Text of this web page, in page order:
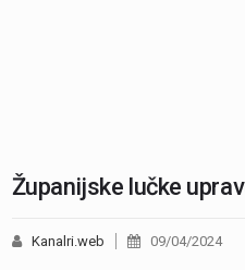
Županijske lučke
Kanalri.web 09/04/2024